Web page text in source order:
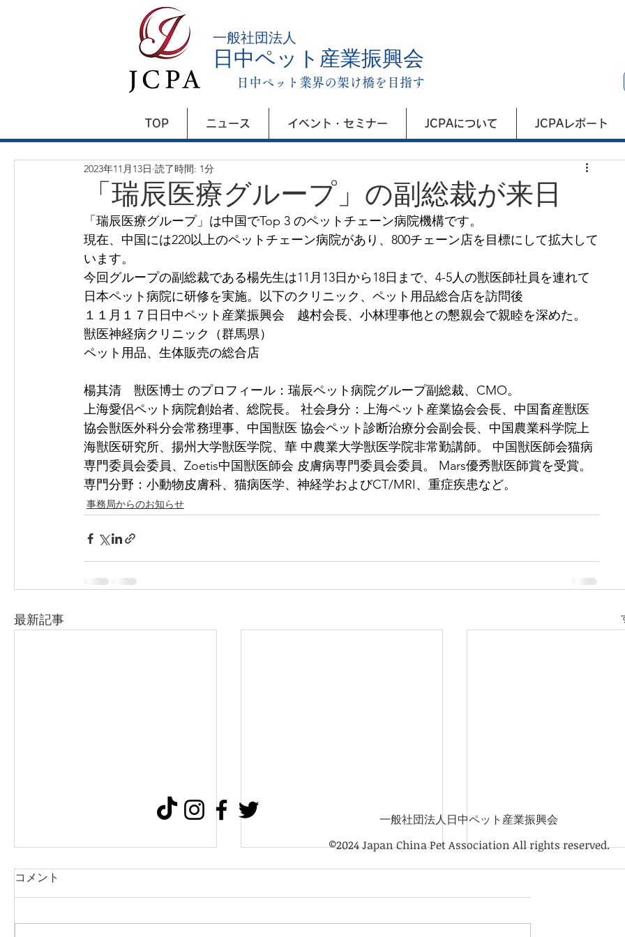
​一般社団法人
日中ペット産業振興会
日中ペット業界の架け橋を目指す
TOP ニュース イベント・セミナー JCPAについて JCPAレポート
「瑞辰医療グループ」の副総裁が来日
2023年11月13日 読了時間: 1分
「瑞辰医療グループ」は中国でTop 3 のペットチェーン病院機構です。
現在、中国には220以上のペットチェーン病院があり、800チェーン店を目標にして拡大して
います。
今回グループの副総裁である楊先生は11月13日から18日まで、4-5人の獣医師社員を連れて
日本ペット病院に研修を実施。以下のクリニック、ペット用品総合店を訪問後
１１月１７日日中ペット産業振興会　越村会長、小林理事他との懇親会で親睦を深めた。
獣医神経病クリニック（群馬県）
ペット用品、生体販売の総合店
楊其清　獣医博士 のプロフィール：瑞辰ペット病院グループ副総裁、CMO。
上海愛侣ペット病院創始者、総院長。 社会身分：上海ペット産業協会会長、中国畜産獣医
協会獣医外科分会常務理事、中国獣医 協会ペット診断治療分会副会長、中国農業科学院上
海獣医研究所、揚州⼤学獣医学院、華 中農業⼤学獣医学院⾮常勤講師。 中国獣医師会猫病
専⾨委員会委員、Zoetis中国獣医師会 皮膚病専⾨委員会委員。 Mars優秀獣医師賞を受賞。
専⾨分野：⼩動物⽪膚科、猫病医学、神経学およびCT/MRI、重症疾患など。
事務局からのお知らせ
最新記事
会員様向けのオンラインセミ
コメント
一般社団法人日中ペット産業振興会
©2024 Japan China Pet Association All rights reserved.